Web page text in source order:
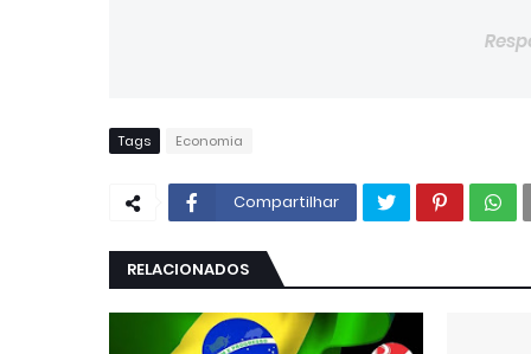
Tags Economia
Compartilhar
RELACIONADOS